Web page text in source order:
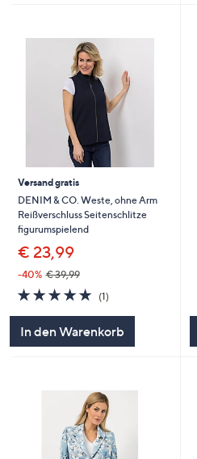
Versand gratis
DENIM & CO. Weste, ohne Arm
Reißverschluss Seitenschlitze
figurumspielend
€ 23,99
-40% € 39,99
5.0
von
5
(1)
In den Warenkorb